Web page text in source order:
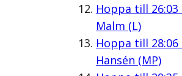
Hoppa till 26:03
Malm (L)
Hoppa till 28:06
Hansén (MP)